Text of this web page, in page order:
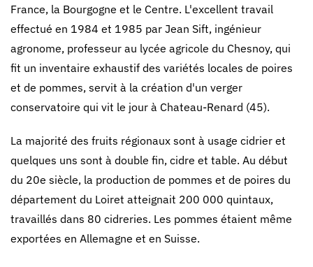
France, la Bourgogne et le Centre. L'excellent travail
effectué en 1984 et 1985 par Jean Sift, ingénieur
agronome, professeur au lycée agricole du Chesnoy, qui
fit un inventaire exhaustif des variétés locales de poires
et de pommes, servit à la création d'un verger
conservatoire qui vit le jour à Chateau-Renard (45).
La majorité des fruits régionaux sont à usage cidrier et
quelques uns sont à double fin, cidre et table. Au début
du 20e siècle, la production de pommes et de poires du
département du Loiret atteignait 200 000 quintaux,
travaillés dans 80 cidreries. Les pommes étaient même
exportées en Allemagne et en Suisse.